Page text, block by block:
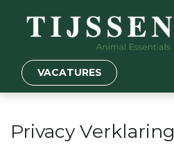
VACATURES
Privacy Verklaring